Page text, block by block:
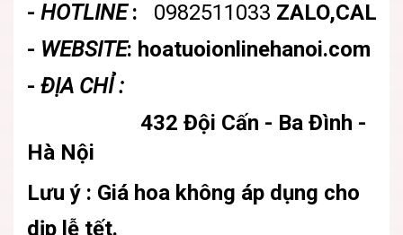
- HOTLINE: 0982511033 ZALO,CALL
- WEBSITE: hoatuoionlinehanoi.com
- ĐỊA CHỈ :
432 Đội Cấn - Ba Đình -
Hà Nội
Lưu ý : Giá hoa không áp dụng cho
dịp lễ tết.